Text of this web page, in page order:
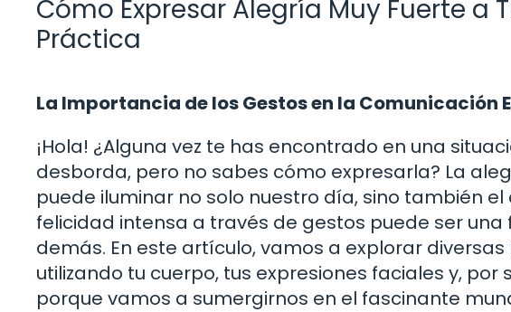
Cómo Expresar Alegría Muy Fuerte a
Práctica
La Importancia de los Gestos en la Comunicación
¡Hola! ¿Alguna vez te has encontrado en una
desborda, pero no sabes cómo expresarla? La
puede iluminar no solo nuestro día, sino también
felicidad intensa a través de gestos puede ser
demás. En este artículo, vamos a explorar
utilizando tu cuerpo, tus expresiones faciales y,
porque vamos a sumergirnos en el fascinante